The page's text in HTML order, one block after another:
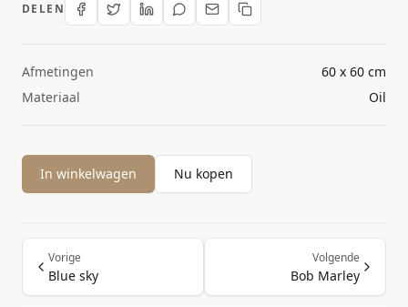
DELEN
Afmetingen
60 x 60 cm
Materiaal
Oil
In winkelwagen Nu kopen
Vorige
Blue sky
Volgende
Bob Marley